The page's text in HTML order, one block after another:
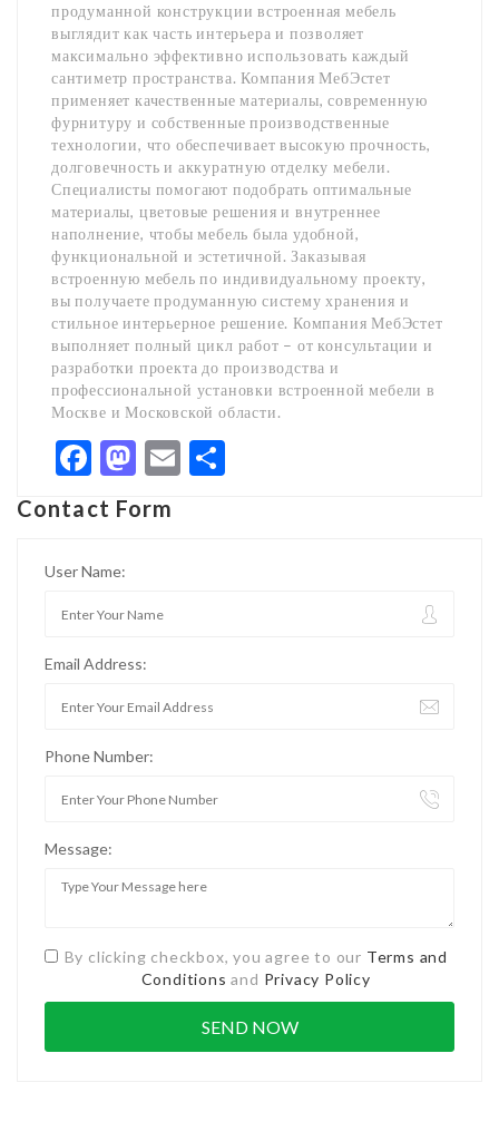
продуманной конструкции встроенная мебель
выглядит как часть интерьера и позволяет
максимально эффективно использовать каждый
сантиметр пространства. Компания МебЭстет
применяет качественные материалы, современную
фурнитуру и собственные производственные
технологии, что обеспечивает высокую прочность,
долговечность и аккуратную отделку мебели.
Специалисты помогают подобрать оптимальные
материалы, цветовые решения и внутреннее
наполнение, чтобы мебель была удобной,
функциональной и эстетичной. Заказывая
встроенную мебель по индивидуальному проекту,
вы получаете продуманную систему хранения и
стильное интерьерное решение. Компания МебЭстет
выполняет полный цикл работ – от консультации и
разработки проекта до производства и
профессиональной установки встроенной мебели в
Москве и Московской области.
Facebook
Mastodon
Email
Contact Form
User Name:
Email Address:
Phone Number:
Message:
By clicking checkbox, you agree to our Terms and
Conditions and Privacy Policy